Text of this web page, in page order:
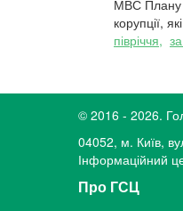
МВС Плану
корупції,
півріччя,
© 2016 - 2026.
04052, м. Київ,
Інформаційний
Про ГСЦ